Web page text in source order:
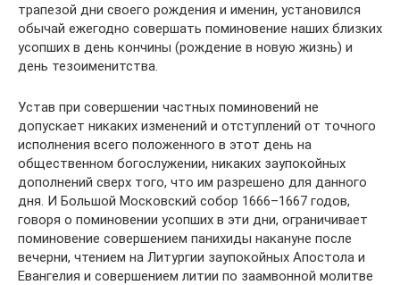
трапезой дни своего рождения и именин, установился
обычай ежегодно совершать поминовение наших близких
усопших в день кончины (рождение в новую жизнь) и
день тезоименитства.
Устав при совершении частных поминовений не
допускает никаких изменений и отступлений от точного
исполнения всего положенного в этот день на
общественном богослужении, никаких заупокойных
дополнений сверх того, что им разрешено для данного
дня. И Большой Московский собор 1666–1667 годов,
говоря о поминовении усопших в эти дни, ограничивает
поминовение совершением панихиды накануне после
вечерни, чтением на Литургии заупокойных Апостола и
Евангелия и совершением литии по заамвонной молитве